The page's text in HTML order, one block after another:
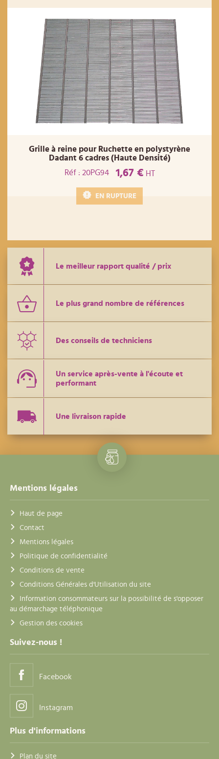
Grille à reine pour Ruchette en polystyrène
Dadant 6 cadres (Haute Densité)
Réf : 20PG94
1,67 € HT
EN RUPTURE
Le meilleur rapport qualité / prix
Le plus grand nombre de références
Des conseils de techniciens
Un service après-vente à l'écoute et
performant
Une livraison rapide
Mentions légales
Haut de page
Contact
Mentions légales
Politique de confidentialité
Conditions de vente
Conditions Générales d'Utilisation du site
Information consommateurs sur la possibilité de s'opposer
au démarchage téléphonique
Gestion des cookies
Suivez-nous !
Facebook
Instagram
Plus d'informations
Plan du site